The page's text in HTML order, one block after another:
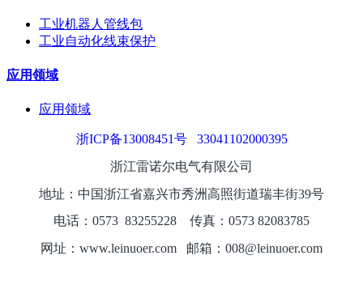
工业机器人管线包
工业自动化线束保护
应用领域
应用领域
浙ICP备13008451号
33041102000395
浙江雷诺尔电气有限公司
地址：中国浙江省嘉兴市秀洲高照街道瑞丰街39号
电话：0573 83255228
传真：0573 82083785
网址：www.leinuoer.com 邮箱：008@leinuoer.com